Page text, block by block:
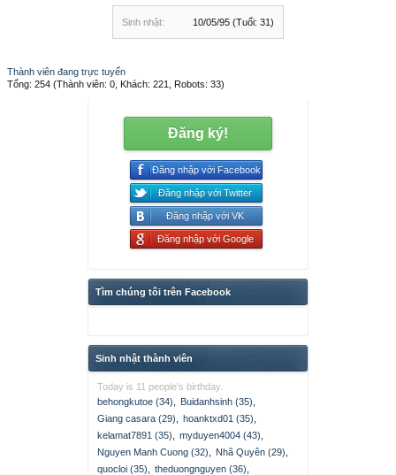
Sinh nhật: 10/05/95 (Tuổi: 31)
Thành viên đang trực tuyến
Tổng: 254 (Thành viên: 0, Khách: 221, Robots: 33)
Đăng ký!
Đăng nhập với Facebook
Đăng nhập với Twitter
Đăng nhập với VK
Đăng nhập với Google
Tìm chúng tôi trên Facebook
Sinh nhật thành viên
Today is 11 people's birthday.
behongkutoe (34)
Buidanhsinh (35)
Giang casara (29)
hoanktxd01 (35)
kelamat7891 (35)
myduyen4004 (43)
Nguyen Manh Cuong (32)
Nhã Quyên (29)
quocloi (35)
theduongnguyen (36)